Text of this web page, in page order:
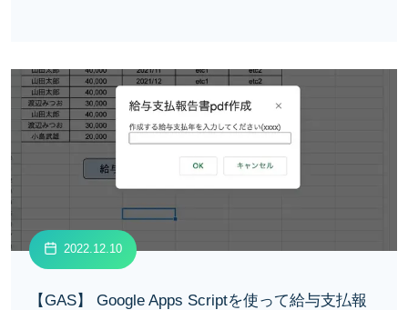
2022.12.10
【GAS】 Google Apps Scriptを使って給与支払報